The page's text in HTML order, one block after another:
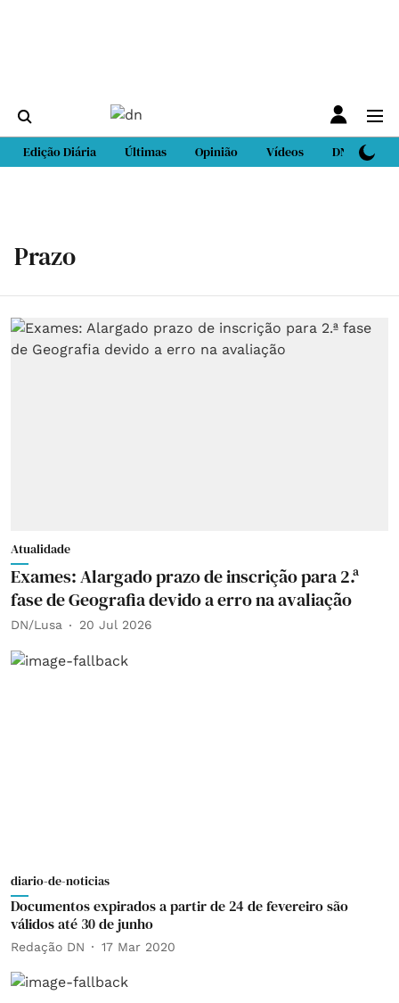
Edição Diária Últimas Opinião Vídeos DN Sport
Prazo
Atualidade
Exames: Alargado prazo de inscrição para 2.ª
fase de Geografia devido a erro na avaliação
DN/Lusa 20 Jul 2026
diario-de-noticias
Documentos expirados a partir de 24 de fevereiro são
válidos até 30 de junho
Redação DN 17 Mar 2020